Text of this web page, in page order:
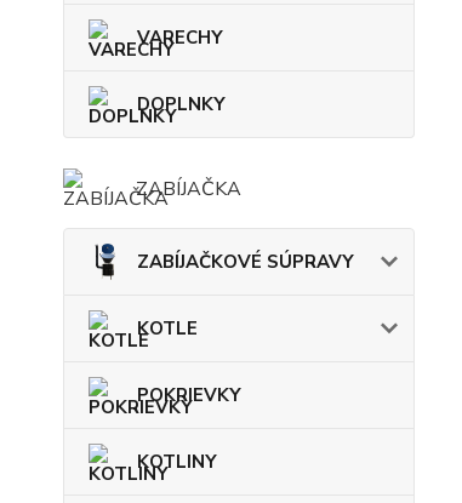
VARECHY
DOPLNKY
ZABÍJAČKA
ZABÍJAČKOVÉ SÚPRAVY
KOTLE
POKRIEVKY
KOTLINY